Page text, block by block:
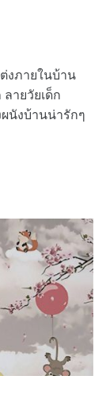
ต่งภายในบ้าน
ายวัยเด็ก
ผนังบ้านน่ารักๆ